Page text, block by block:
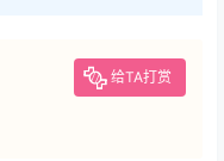
给TA打赏